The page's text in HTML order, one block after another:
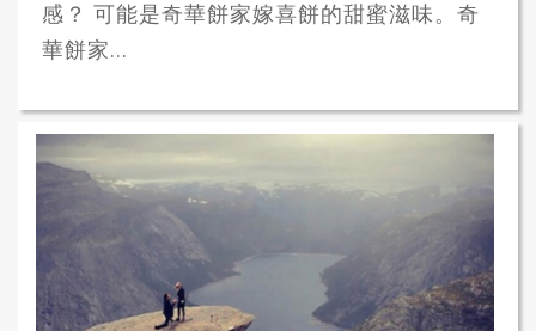
感？ 可能是奇華餅家嫁喜餅的甜蜜滋味。奇
華餅家...